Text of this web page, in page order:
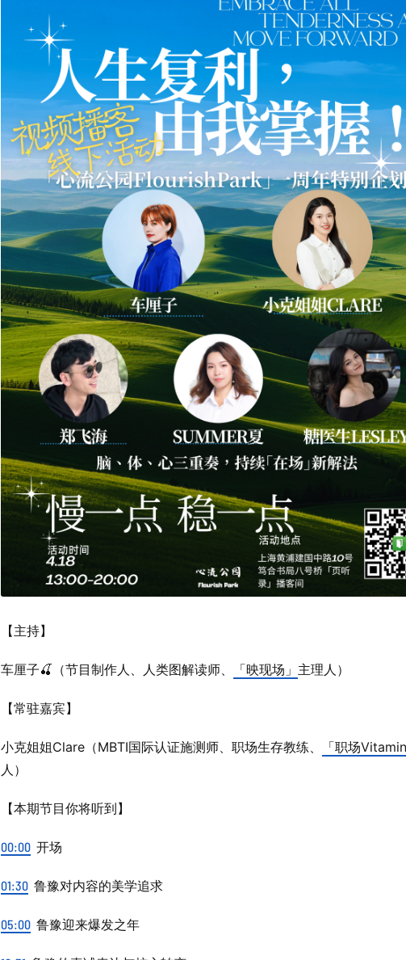
【主持】
车厘子🍒（节目制作人、人类图解读师、 「映现场」 主理人）
【常驻嘉宾】
小克姐姐Clare（MBTI国际认证施测师、职场生存教练、 「职场Vitamin
人）
【本期节目你将听到】
00:00 开场
01:30 鲁豫对内容的美学追求
05:00 鲁豫迎来爆发之年